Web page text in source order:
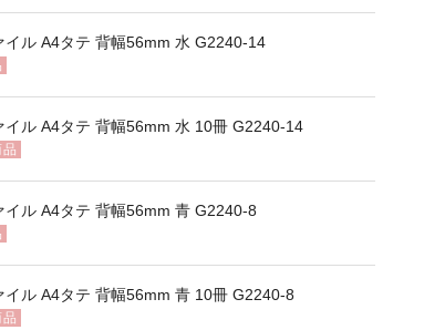
イル A4タテ 背幅56mm 水 G2240-14
イル A4タテ 背幅56mm 水 10冊 G2240-14
イル A4タテ 背幅56mm 青 G2240-8
イル A4タテ 背幅56mm 青 10冊 G2240-8